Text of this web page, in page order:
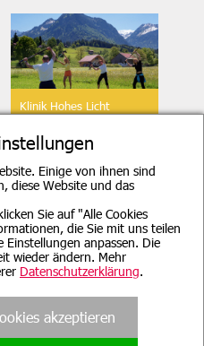
Klinik Hohes Licht
Beratung für Mutter, Mutter-
Kind, Vater, Vater-Kind und
pflegende Angehörige
Einige von ihnen sind
diese Website und das
Sie auf "Alle Cookies
die Sie mit uns teilen
Einstellungen anpassen. Die
wieder ändern. Mehr
Datenschutzerklärung.
akzeptieren